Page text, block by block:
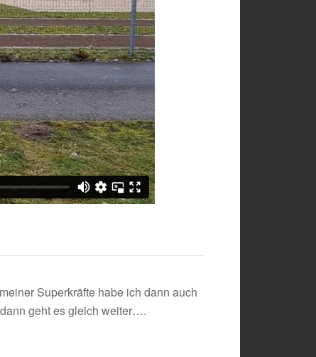
Superkräfte habe ich dann auch
geht es gleich weiter….